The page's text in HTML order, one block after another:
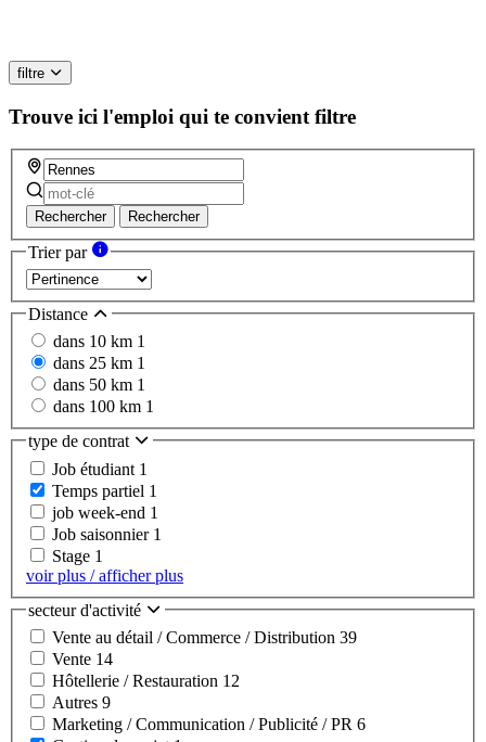
filtre
Trouve ici l'emploi qui te convient filtre
Rechercher Rechercher
Trier par
Distance
dans 10 km 1
dans 25 km 1
dans 50 km 1
dans 100 km 1
type de contrat
Job étudiant 1
Temps partiel 1
job week-end 1
Job saisonnier 1
Stage 1
voir plus / afficher plus
secteur d'activité
Vente au détail / Commerce / Distribution 39
Vente 14
Hôtellerie / Restauration 12
Autres 9
Marketing / Communication / Publicité / PR 6